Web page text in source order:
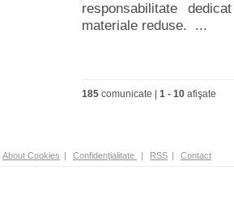
responsabilitate
materiale reduse. ...
185 comunicate | 1 - 10 afişate
About Cookies | Confidenţialitate | RSS | Contact